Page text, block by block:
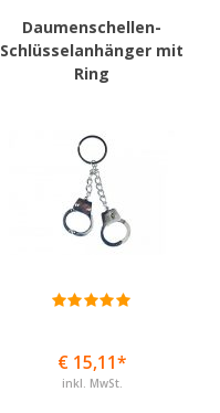
Daumenschellen-
Schlüsselanhänger mit
Ring
€ 15,11*
inkl. MwSt.